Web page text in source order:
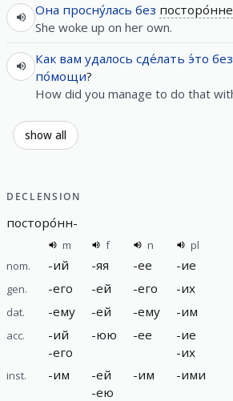
Она просну́лась без
She woke up on her own.
Как вам удалось сде́лать э́то без
по́мощи?
How did you manage to do that
show all
DECLENSION
посторо́нн-
m f n
pl
nom.
-ий -яя -ее -ие
gen. -его -ей -его -их
dat. -ему -ей -ему -им
acc. -ий
-его
-юю -ее -ие
-их
inst. -им -ей
-ею
-им -ими